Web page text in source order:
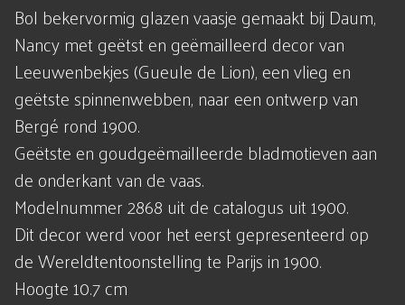
Bol bekervormig glazen vaasje gemaakt bij Daum,
Nancy met geëtst en geëmailleerd decor van
Leeuwenbekjes (Gueule de Lion), een vlieg en
geëtste spinnenwebben, naar een ontwerp van
Bergé rond 1900.
Geëtste en goudgeëmailleerde bladmotieven aan
de onderkant van de vaas.
Modelnummer 2868 uit de catalogus uit 1900.
Dit decor werd voor het eerst gepresenteerd op
de Wereldtentoonstelling te Parijs in 1900.
Hoogte 10.7 cm